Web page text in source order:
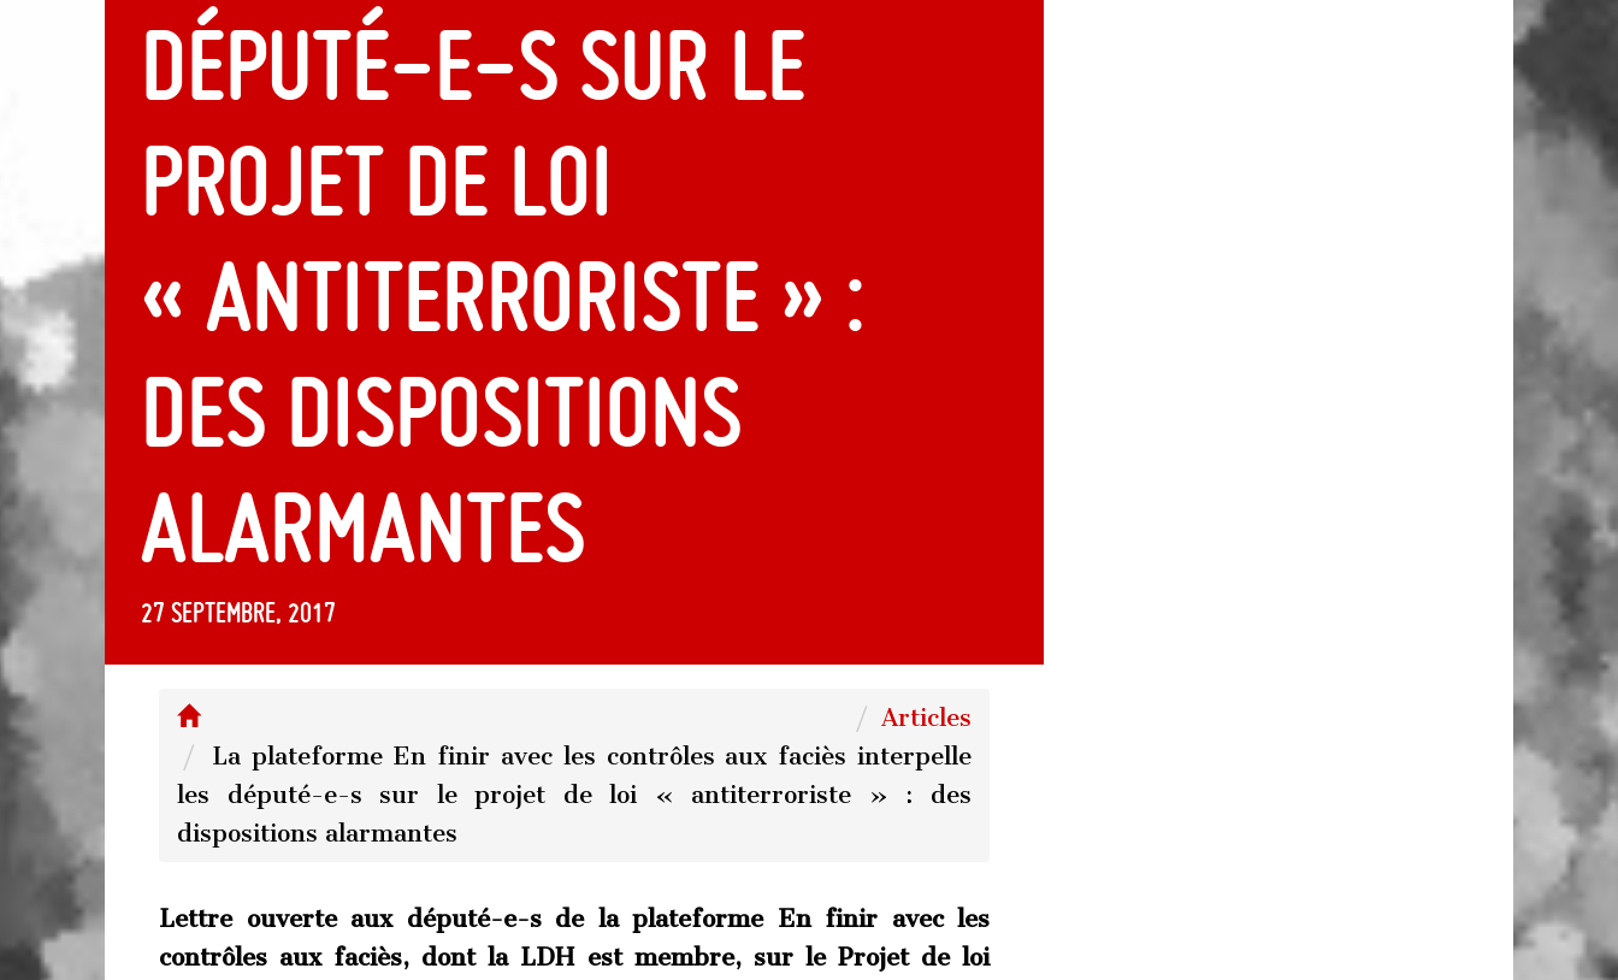
député-e-s sur le
projet de loi
« antiterroriste » :
des dispositions
alarmantes
27 septembre, 2017
Articles
La plateforme En finir avec les contrôles aux faciès interpelle
les député-e-s sur le projet de loi « antiterroriste » : des
dispositions alarmantes
Lettre ouverte aux député-e-s de la plateforme En finir avec les
contrôles aux faciès, dont la LDH est membre, sur le Projet de loi